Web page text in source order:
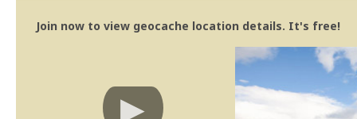
Join now to view geocache location details. It's free!